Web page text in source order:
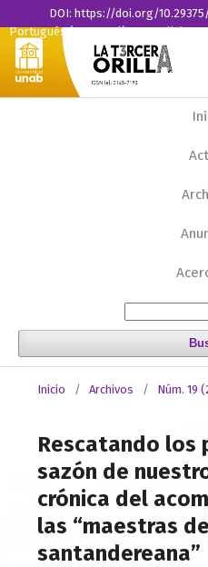
Portugués (Portugal) English
DOI: https://doi.org/
Inicio / Archivos / Núm. 19
Rescatando los
sazón de
crónica del
las “maestras
santandereana”